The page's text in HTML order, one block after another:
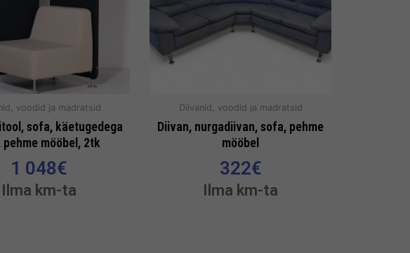
voodid ja madratsid
sofa, käetugedega
pehme mööbel, 2tk
1 048€
Ilma km-ta
Diivanid, voodid ja madratsid
Diivan, nurgadiivan, sofa, pehme
mööbel
322€
Ilma km-ta